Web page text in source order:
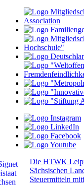
Die HTWK
Sächsischen
Steuermitteln